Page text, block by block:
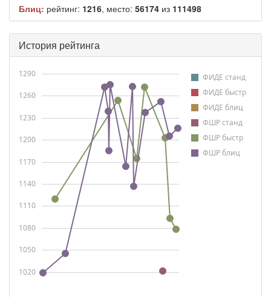
Блиц: рейтинг: 1216, место: 56174 из 111498
История рейтинга
ФИДЕ станд
ФИДЕ быстр
ФИДЕ блиц
ФШР станд
ФШР быстр
ФШР блиц
1020
1050
1080
1110
1140
1170
1200
1230
1260
1290